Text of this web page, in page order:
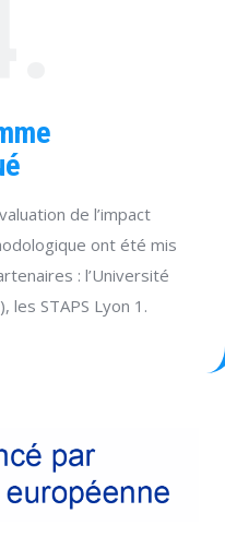
de l’impact
ont été mis
: l’Université
les STAPS Lyon 1.